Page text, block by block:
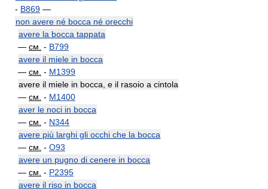
- B869 —
non avere né bocca né orecchi
avere la bocca tappata
— см. - B799
avere il miele in bocca
— см. - M1399
avere il miele in bocca, e il rasoio a cintola
— см. - M1400
aver le noci in bocca
— см. - N344
avere più larghi gli occhi che la bocca
— см. - O93
avere un pugno di cenere in bocca
— см. - P2395
avere il riso in bocca